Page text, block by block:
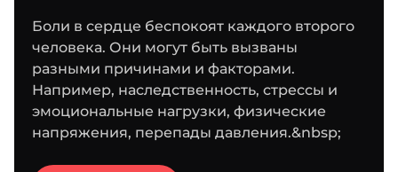
Боли в сердце беспокоят каждого второго
человека. Они могут быть вызваны
разными причинами и факторами.
Например, наследственность, стрессы и
эмоциональные нагрузки, физические
напряжения, перепады давления.&nbsp;